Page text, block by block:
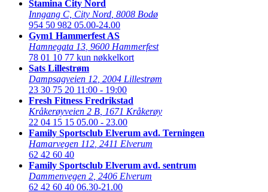
Stamina City Nord
Inngang C, City Nord 8008 Bodø
954 50 982 05.00-24.00
Gym1 Hammerfest AS
Hamnegata 13 9600 Hammerfest
78 01 10 77 kun nøkkelkort
Sats Lillestrøm
Dampsagveien 12 2004 Lillestrøm
23 30 75 20 11:00 - 19:00
Fresh Fitness Fredrikstad
Kråkerøyveien 2 B 1671 Kråkerøy
22 04 15 15 05.00 - 23.00
Family Sportsclub Elverum avd. Terningen
Hamarvegen 112 2411 Elverum
62 42 60 40
Family Sportsclub Elverum avd. sentrum
Dammenvegen 2 2406 Elverum
62 42 60 40 06.30-21.00